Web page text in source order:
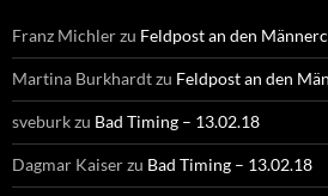
Franz Michlerzu Feldpost an den
Martina Burkhardtzu Feldpost an den
sveburkzu Bad Timing – 13.02.18
Dagmar Kaiserzu Bad Timing – 13.02.18